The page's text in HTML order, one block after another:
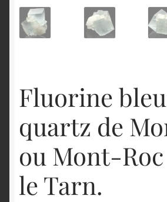
Fluorine
quartz de
ou Mont-
le Tarn.